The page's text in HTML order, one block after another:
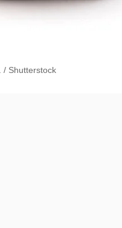
/ Shutterstock